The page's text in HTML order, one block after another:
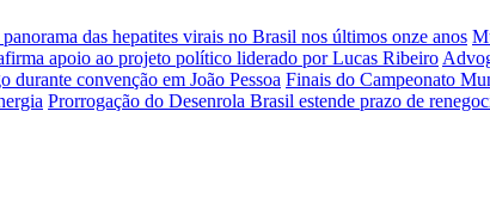
das hepatites virais no Brasil nos últimos onze anos
apoio ao projeto político liderado por Lucas Ribeiro
convenção em João Pessoa Finais do Campeonato
Prorrogação do Desenrola Brasil estende prazo de